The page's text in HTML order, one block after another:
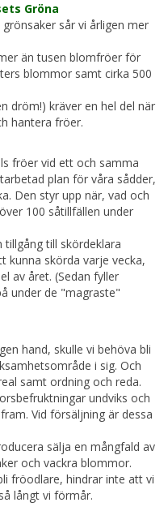
Gröna
sår vi årligen mer
än tusen blomfröer för
blommor samt cirka 500
dröm!) kräver en hel del när
hantera fröer.
fröer vid ett och samma
plan för våra sådder,
Den styr upp när, vad och
100 såtillfällen under
till skördeklara
kunna skörda varje vecka,
av året. (Sedan fyller
under de "magraste"
hand, skulle vi behöva bli
i sig. Och
samt ordning och reda.
undviks och
Vid försäljning är dessa
sälja en mångfald av
och vackra blommor.
fröodlare, hindrar inte att vi
långt vi förmår.